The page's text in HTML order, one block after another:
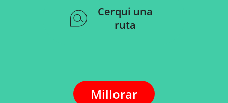
Cerqui una
ruta
Millorar